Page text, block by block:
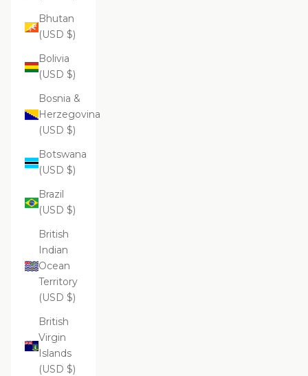
Bhutan
(USD $)
Bolivia
(USD $)
Bosnia &
Herzegovina
(USD $)
Botswana
(USD $)
Brazil
(USD $)
British
Indian
Ocean
Territory
(USD $)
British
Virgin
Islands
(USD $)